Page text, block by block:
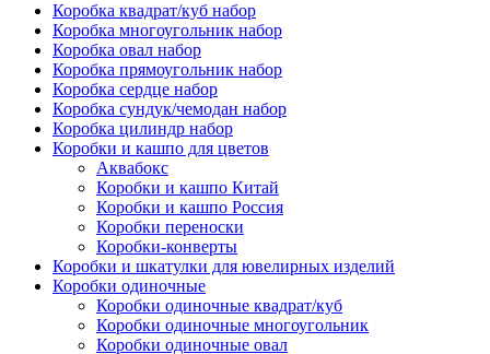
Коробка квадрат/куб набор
Коробка многоугольник набор
Коробка овал набор
Коробка прямоугольник набор
Коробка сердце набор
Коробка сундук/чемодан набор
Коробка цилиндр набор
Коробки и кашпо для цветов
Аквабокс
Коробки и кашпо Китай
Коробки и кашпо Россия
Коробки переноски
Коробки-конверты
Коробки и шкатулки для ювелирных изделий
Коробки одиночные
Коробки одиночные квадрат/куб
Коробки одиночные многоугольник
Коробки одиночные овал